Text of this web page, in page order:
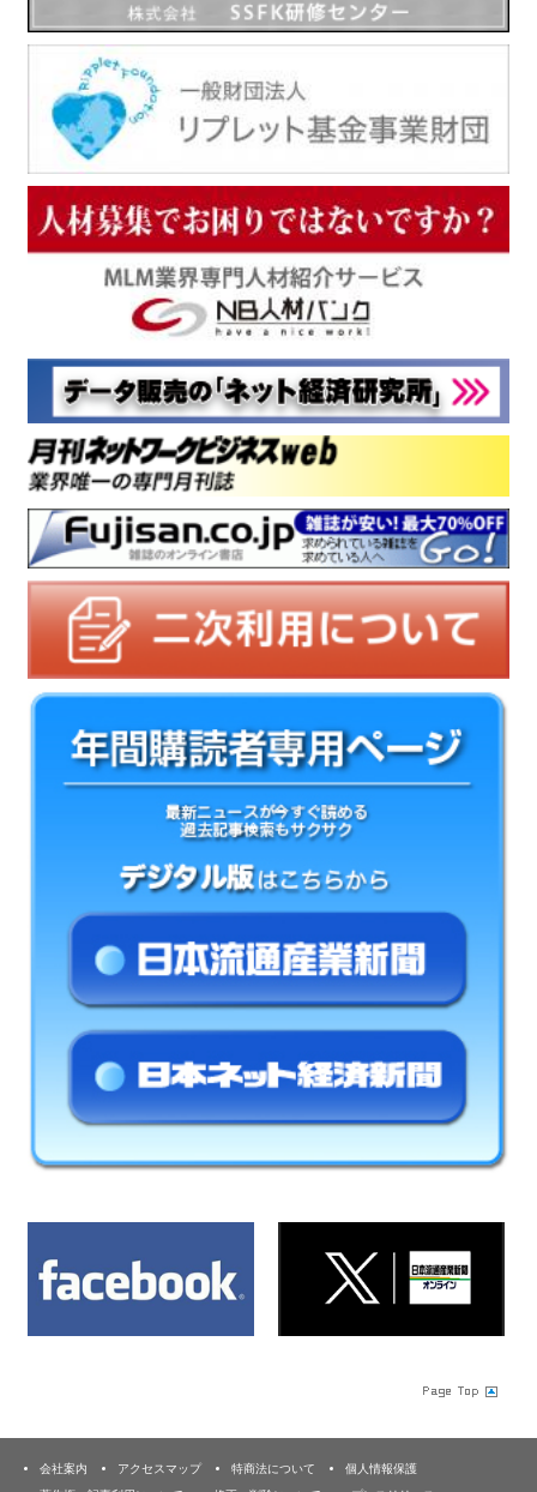
会社案内 アクセスマップ 特商法について
個人情報保護